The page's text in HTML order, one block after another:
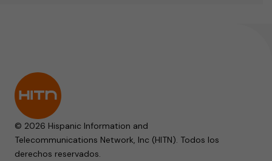
© 2026 Hispanic Information and
Telecommunications Network, Inc (HITN). Todos los
derechos reservados.